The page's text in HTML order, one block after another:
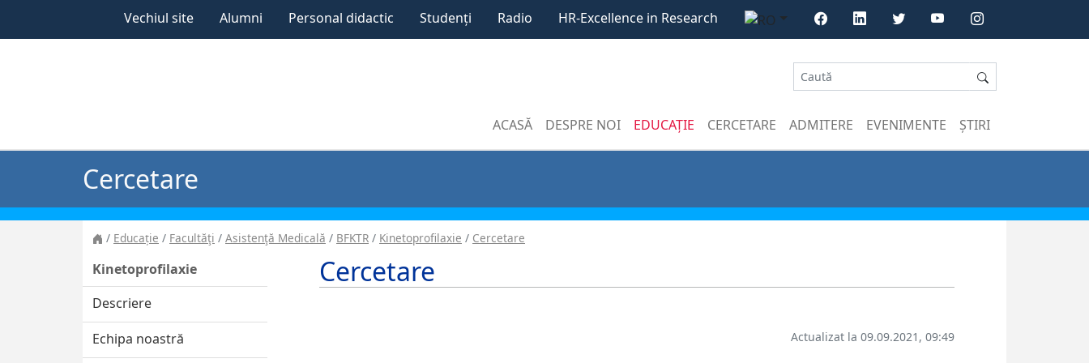
Vechiul site Alumni Personal didactic Studenți Radio HR-Excellence in Research
ACASĂ DESPRE NOI EDUCAȚIE CERCETARE ADMITERE EVENIMENTE ȘTIRI
Cercetare
Educație Facultăţi Asistenţă Medicală BFKTR Kinetoprofilaxie Cercetare
Kinetoprofilaxie
Descriere
Echipa noastră
Cercetare
Actualizat la 09.09.2021, 09:49